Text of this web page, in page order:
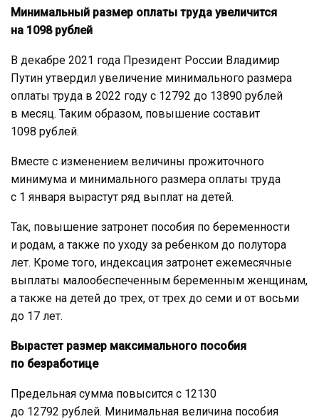
Минимальный размер оплаты труда увеличится
на 1098 рублей
В декабре 2021 года Президент России Владимир
Путин утвердил увеличение минимального размера
оплаты труда в 2022 году с 12792 до 13890 рублей
в месяц. Таким образом, повышение составит
1098 рублей.
Вместе с изменением величины прожиточного
минимума и минимального размера оплаты труда
с 1 января вырастут ряд выплат на детей.
Так, повышение затронет пособия по беременности
и родам, а также по уходу за ребенком до полутора
лет. Кроме того, индексация затронет ежемесячные
выплаты малообеспеченным беременным женщинам,
а также на детей до трех, от трех до семи и от восьми
до 17 лет.
Вырастет размер максимального пособия
по безработице
Предельная сумма повысится с 12130
до 12792 рублей. Минимальная величина пособия